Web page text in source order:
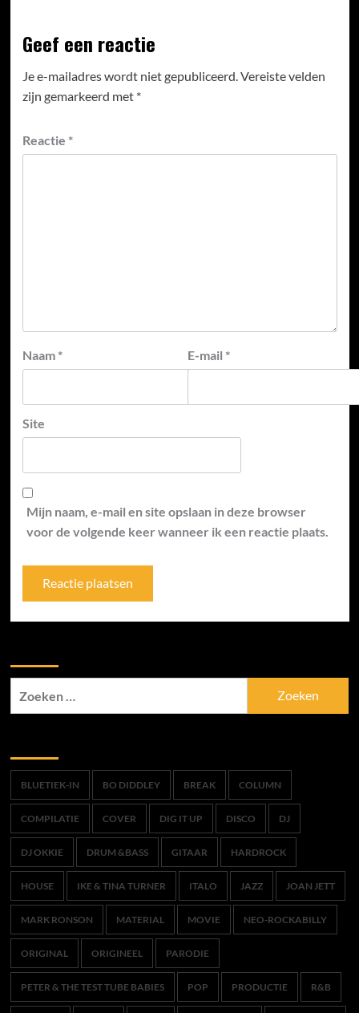
Geef een reactie
Je e-mailadres wordt niet gepubliceerd.Vereiste velden
zijn gemarkeerd met *
Reactie *
Naam * E-mail *
Site
Mijn naam, e-mail en site opslaan in deze browser
voor de volgende keer wanneer ik een reactie plaats.
BLUETIEK-IN BO DIDDLEY BREAK COLUMN
COMPILATIE COVER DIG IT UP DISCO DJ
DJ OKKIE DRUM &BASS GITAAR HARDROCK
HOUSE IKE & TINA TURNER ITALO JAZZ JOAN JETT
MARK RONSON MATERIAL MOVIE NEO-ROCKABILLY
ORIGINAL ORIGINEEL PARODIE
PETER & THE TEST TUBE BABIES POP PRODUCTIE R&B